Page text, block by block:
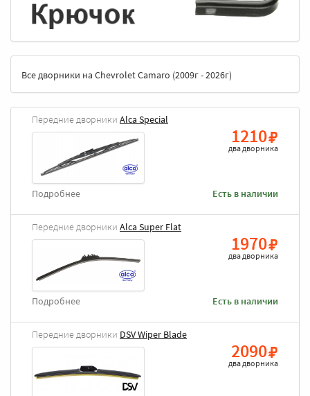
Все дворники на Chevrolet Camaro (2009г - 2026г)
Передние дворники Alca Special
1210
два дворника
Есть в наличии
Подробнее
Передние дворники Alca Super Flat
1970
два дворника
Есть в наличии
Подробнее
Передние дворники DSV Wiper Blade
2090
два дворника